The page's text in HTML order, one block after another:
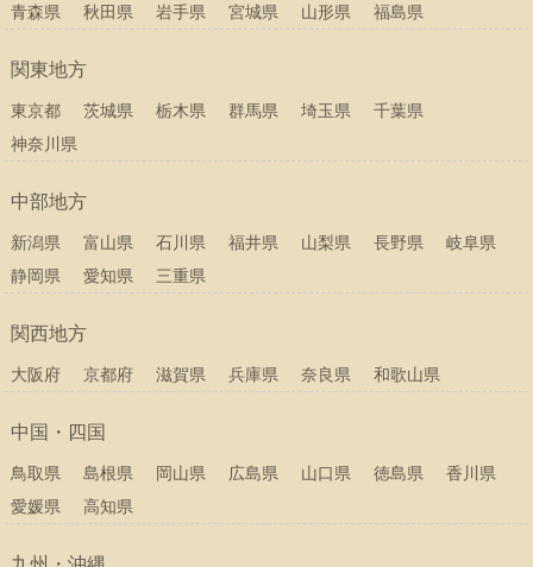
青森県 秋田県 岩手県 宮城県 山形県 福島県
関東地方
東京都 茨城県 栃木県 群馬県 埼玉県
千葉県
神奈川県
中部地方
新潟県 富山県 石川県 福井県 山梨県 長野県
岐阜県
静岡県
愛知県 三重県
関西地方
大阪府 京都府 滋賀県 兵庫県 奈良県 和歌山県
中国・四国
鳥取県 島根県 岡山県 広島県 山口県 徳島県
香川県
愛媛県
高知県